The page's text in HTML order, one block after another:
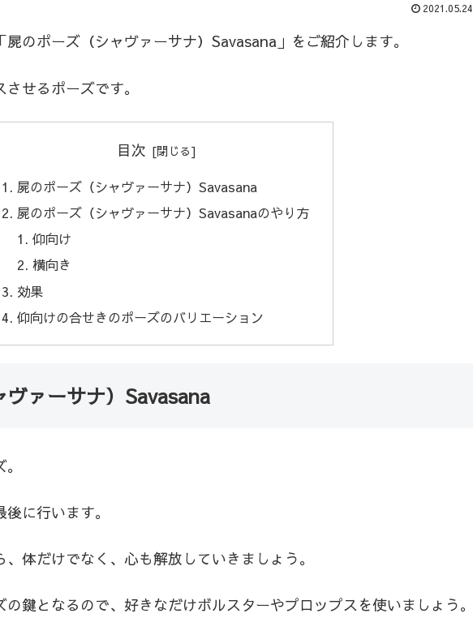
2021.05.24
のポーズ（シャヴァーサナ）Savasana」をご紹介します。
せるポーズです。
目次
屍のポーズ（シャヴァーサナ）Savasana
屍のポーズ（シャヴァーサナ）Savasanaのやり方
仰向け
横向き
効果
仰向けの合せきのポーズのバリエーション
ァーサナ）Savasana
に行います。
体だけでなく、心も解放していきましょう。
鍵となるので、好きなだけボルスターやプロップスを使いましょう。